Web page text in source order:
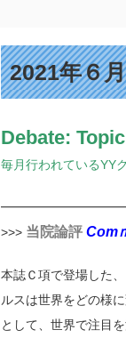
2021年６
Debate:
毎月行われているYY
>>> 当院論評 Com
本誌Ｃ項で登場した
ルスは世界をどの様
として、世界で注目